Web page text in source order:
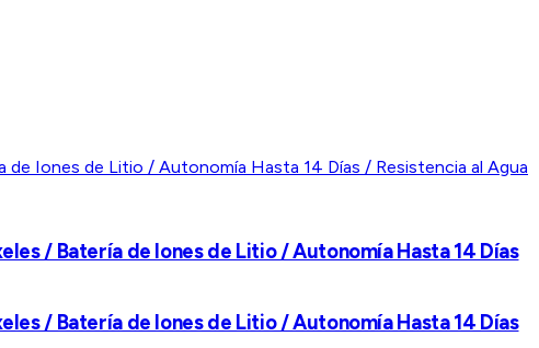
/ Batería de Iones de Litio / Autonomía Hasta 14 Días
/ Batería de Iones de Litio / Autonomía Hasta 14 Días